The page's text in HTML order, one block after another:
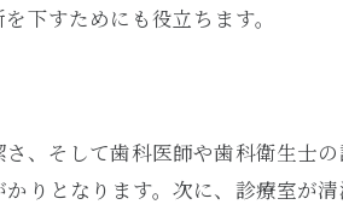
する選び方のポイント
る歯医者選びの基準
と専門医の違い
下すためにも役立ちます。
、そして歯科医師や歯科衛生士
りとなります。次に、診療室が